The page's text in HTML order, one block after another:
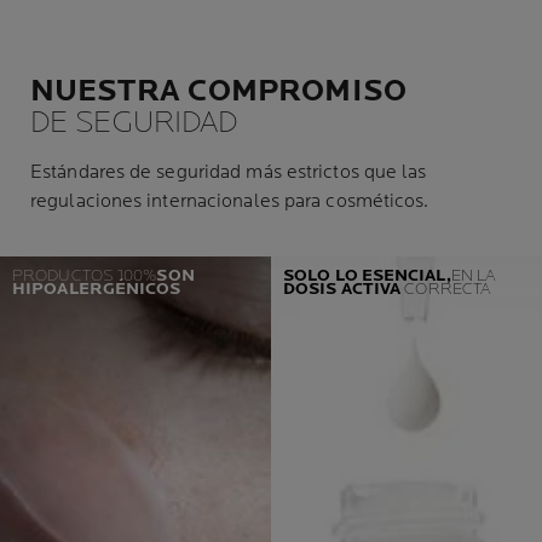
NUESTRA COMPROMISO
DE SEGURIDAD
Estándares de seguridad más estrictos que las
regulaciones internacionales para cosméticos.
PRODUCTOS 100%SON
HIPOALERGÉNICOS
SOLO LO ESENCIAL,EN LA
DOSIS ACTIVACORRECTA